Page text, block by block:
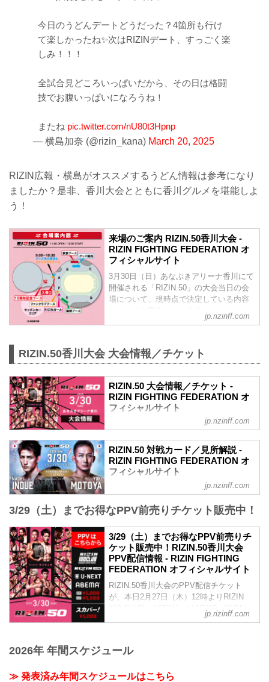
今日のうどんデートどうだった？4箇所も行け
て楽しかったね✨次はRIZINデート、すっごく楽
しみ！！！
全試合見どころいっぱいだから、その日は格闘
技でお腹いっぱいになろうね！
またね pic.twitter.com/nU80t3Hpnp
— 横島加奈 (@rizin_kana) March 20, 2025
RIZIN広報・横島がオススメするうどん情報は参考になり
ましたか？是非、香川大会とともに香川グルメを堪能しよ
う！
来場のご案内 RIZIN.50香川大会 -
RIZIN FIGHTING FEDERATION オ
フィシャルサイト
3月30日（日）あなぶきアリーナ香川にて
開催される「RIZIN.50」の大会当日の会
場について、現時点で決定している内容
香川県に隣接する愛媛県今治市、また瀬
な山火事が発生しています。RIZINでは愛
媛県出身・野村駿太の呼び掛けに応え、
会場に募金箱を設置いたします。
ご来場なさる皆様、募金にご協力賜りま
すようお願い申し上げます。
3/26（水...
jp.rizinff.com
RIZIN.50香川大会 大会情報／チケット
RIZIN.50 大会情報／チケット -
RIZIN FIGHTING FEDERATION オ
フィシャルサイト
チケットは完売いたしました。
RIZIN.50のご観戦はPPVチケットをお買
い求めの上、ライブ配信でお楽しみくだ
- YouTube
youtu.be
RIZIN.50 大会概要
開催日時
2025年3月30日（日）11:00開場／13:00開
始
※オープニングファイトは11:30開始予定
終了予定時間
19:00〜20:00頃
予定時間が前後することがありますので
あなぶきアリーナ...
jp.rizinff.com
RIZIN.50 対戦カード／見所解説 -
RIZIN FIGHTING FEDERATION オ
フィシャルサイト
RIZINマッチメイク担当のチャーリーが対
ーンやストロングポイントを把握すれ
前に是非チェックしておこう！
※見所解説は随時更新いたします。
試合順
第12試合／バンタム級タイトルマッチ 井
バンタム級タイトルマッチ
RIZIN MMAルール：5分 3R（61.0kg）
井上直樹
｜フィニッシュ力
打撃 | 勝負勘...
jp.rizinff.com
3/29（土）までお得なPPV前売りチケット販売中！
3/29（土）までお得なPPV前売りチ
ケット販売中！RIZIN.50香川大会
PPV配信情報 - RIZIN FIGHTING
FEDERATION オフィシャルサイト
RIZIN.50香川大会のPPV配信チケット
が、本日2月27日（木）12時よりRIZIN
LIVE、スカパー！にて販売がスタートし
の3月29日（土）23:59まで販売！
況・解説ありで試合を見たい方は、お好
jp.rizinff.com
2026年 年間スケジュール
≫ 発表済み年間スケジュールはこちら